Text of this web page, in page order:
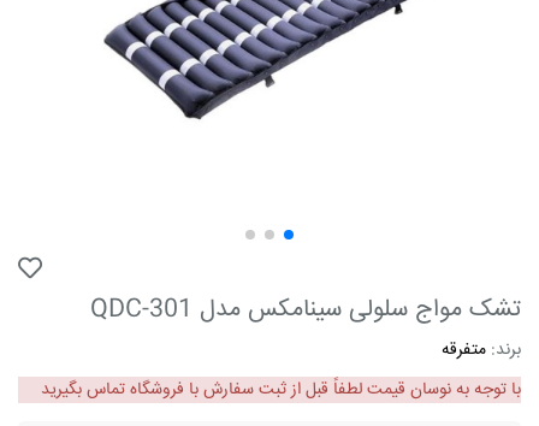
تشک مواج سلولی سینامکس مدل QDC-301
برند: متفرقه
با توجه به نوسان قیمت لطفاً قبل از ثبت سفارش با فروشگاه تماس بگیرید